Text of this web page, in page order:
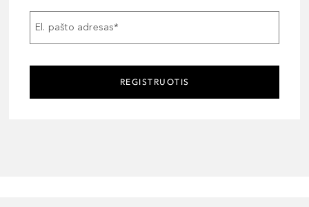
El. pašto adresas*
REGISTRUOTIS